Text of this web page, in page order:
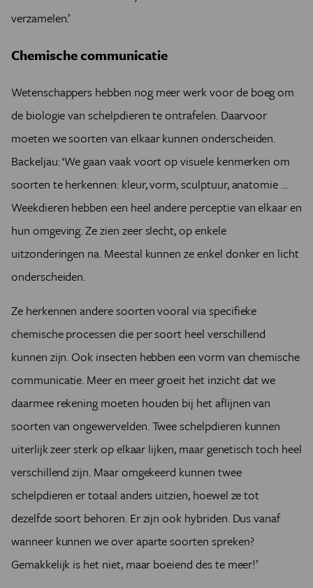
verzamelen.’
Chemische communicatie
Wetenschappers hebben nog meer werk voor de boeg om
de biologie van schelpdieren te ontrafelen. Daarvoor
moeten we soorten van elkaar kunnen onderscheiden.
Backeljau: ‘We gaan vaak voort op visuele kenmerken om
soorten te herkennen: kleur, vorm, sculptuur, anatomie …
Weekdieren hebben een heel andere perceptie van elkaar en
hun omgeving. Ze zien zeer slecht, op enkele
uitzonderingen na. Meestal kunnen ze enkel donker en licht
onderscheiden.
Ze herkennen andere soorten vooral via specifieke
chemische processen die per soort heel verschillend
kunnen zijn. Ook insecten hebben een vorm van chemische
communicatie. Meer en meer groeit het inzicht dat we
daarmee rekening moeten houden bij het aflijnen van
soorten van ongewervelden. Twee schelpdieren kunnen
uiterlijk zeer sterk op elkaar lijken, maar genetisch toch heel
verschillend zijn. Maar omgekeerd kunnen twee
schelpdieren er totaal anders uitzien, hoewel ze tot
dezelfde soort behoren. Er zijn ook hybriden. Dus vanaf
wanneer kunnen we over aparte soorten spreken?
Gemakkelijk is het niet, maar boeiend des te meer!’